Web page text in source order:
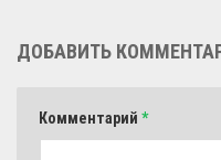
ДОБАВИТЬ
Комментарий *